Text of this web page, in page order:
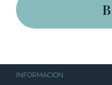
INFORMACIÓN